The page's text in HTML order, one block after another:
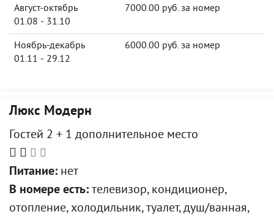
Август-октябрь
01.08 - 31.10
7000.00 руб. за номер
Ноябрь-декабрь
01.11 - 29.12
6000.00 руб. за номер
Люкс Модерн
Гостей 2 + 1 дополнительное место
Питание: нет
В номере есть: телевизор, кондиционер,
отопление, холодильник, туалет, душ/ванная,